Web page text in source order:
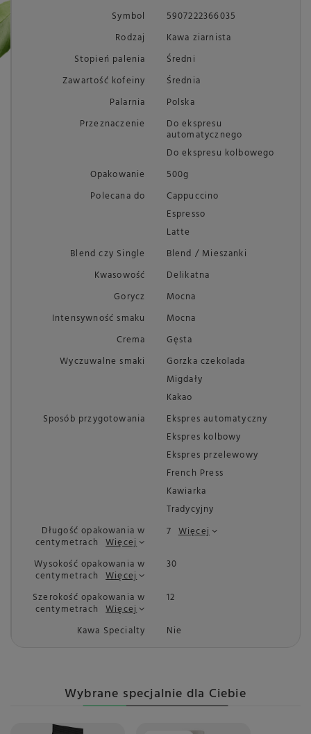
Symbol
5907222366035
Rodzaj
Kawa ziarnista
Stopień palenia
Średni
Zawartość kofeiny
Średnia
Palarnia
Polska
Przeznaczenie
Do ekspresu
automatycznego
Do ekspresu kolbowego
Opakowanie
500g
Polecana do
Cappuccino
Espresso
Latte
Blend czy Single
Blend / Mieszanki
Kwasowość
Delikatna
Gorycz
Mocna
Intensywność smaku
Mocna
Crema
Gęsta
Wyczuwalne smaki
Gorzka czekolada
Migdały
Kakao
Sposób przygotowania
Ekspres automatyczny
Ekspres kolbowy
Ekspres przelewowy
French Press
Kawiarka
Tradycyjny
Długość opakowania w
centymetrach Więcej
7 Więcej
Wysokość opakowania w
centymetrach Więcej
30
Szerokość opakowania w
centymetrach Więcej
12
Kawa Specialty Nie
Wybrane specjalnie dla Ciebie